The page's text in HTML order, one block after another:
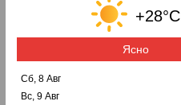
+28°C
Ясно
Сб, 8 Авг
Вс, 9 Авг